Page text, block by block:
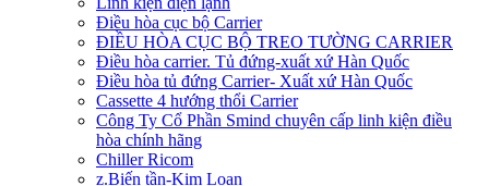
Điều hòa cục bộ Carrier
ĐIỀU HÒA CỤC BỘ TREO TƯỜNG CARRIER
Điều hòa carrier. Tủ đứng-xuất xứ Hàn Quốc
Điều hòa tủ đứng Carrier- Xuất xứ Hàn Quốc
Cassette 4 hướng thổi Carrier
Công Ty Cổ Phần Smind chuyên cấp linh kiện điều
hòa chính hãng
Chiller Ricom
z.Biến tần-Kim Loan